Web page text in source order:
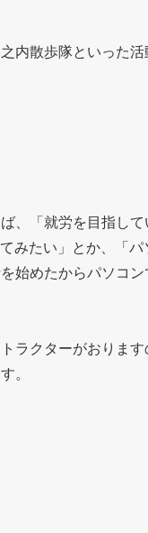
内散歩隊といった
、「就労を目指し
みたい」とか、「
始めたからパソコン
ラクターがおりま
。